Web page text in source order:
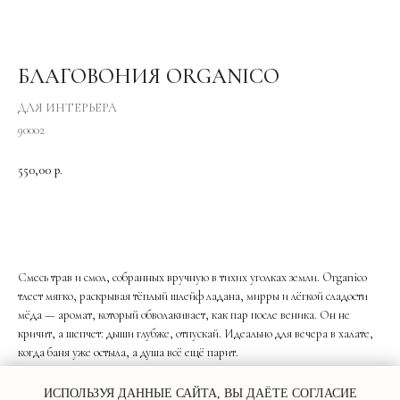
ИСПОЛЬЗУЯ ДАННЫЕ САЙТА, ВЫ ДАЁТЕ СОГЛАСИЕ
БЛАГОВОНИЯ ORGANICO
ДЛЯ ИНТЕРЬЕРА
90002
550,00 р.
Смесь трав и смол, собранных вручную в тихих уголках земли. Organico
тлеет мягко, раскрывая тёплый шлейф ладана, мирры и лёгкой сладости
мёда — аромат, который обволакивает, как пар после веника. Он не
кричит, а шепчет: дыши глубже, отпускай. Идеально для вечера в халате,
когда баня уже остыла, а душа всё ещё парит.
Тип изделия: Благовония
lwh: 100x100x400 mm